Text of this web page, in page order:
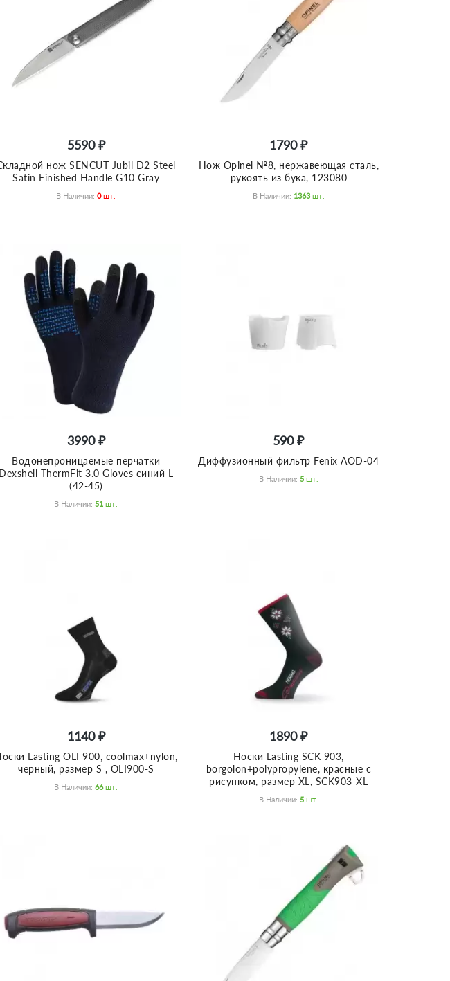
5590 ₽
нож SENCUT Jubil D2 Steel
Satin Finished Handle G10 Gray
В Наличии:0 Шт.
1790 ₽
Нож Opinel №8, нержавеющая сталь,
рукоять из бука, 123080
В Наличии: 1363 Шт.
3990 ₽
Водонепроницаемые перчатки
Dexshell ThermFit 3.0 Gloves синий L
(42-45)
В Наличии:51 Шт.
590 ₽
Диффузионный фильтр Fenix AOD-04
В Наличии: 5 Шт.
1140 ₽
Lasting OLI 900, coolmax+nylon,
черный, размер S , OLI900-S
В Наличии:66 Шт.
1890 ₽
Носки Lasting SCK 903,
borgolon+polypropylene, красные c
рисунком, размер XL, SCK903-XL
В Наличии: 5 Шт.